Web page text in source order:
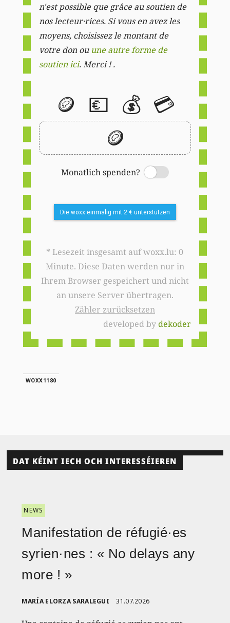
n'est possible que grâce au soutien de
nos lecteur·rices. Si vous en avez les
moyens, choisissez le montant de
votre don ou une autre forme de
soutien ici. Merci ! .
🪙 💶 💰 💳
🪙
Monatlich spenden?
Switch
Die woxx einmalig mit 2 € unterstützen
* Lesezeit insgesamt auf woxx.lu: 0
Minute. Diese Daten werden nur in
Ihrem Browser gespeichert und nicht
an unsere Server übertragen.
Zähler zurücksetzen
developed bydekoder
WOXX1180
DAT KÉINT IECH OCH INTERESSÉIEREN
NEWS
Manifestation de réfugié·es
syrien·nes : « No delays any
more ! »
MARÍA ELORZA SARALEGUI 31.07.2026